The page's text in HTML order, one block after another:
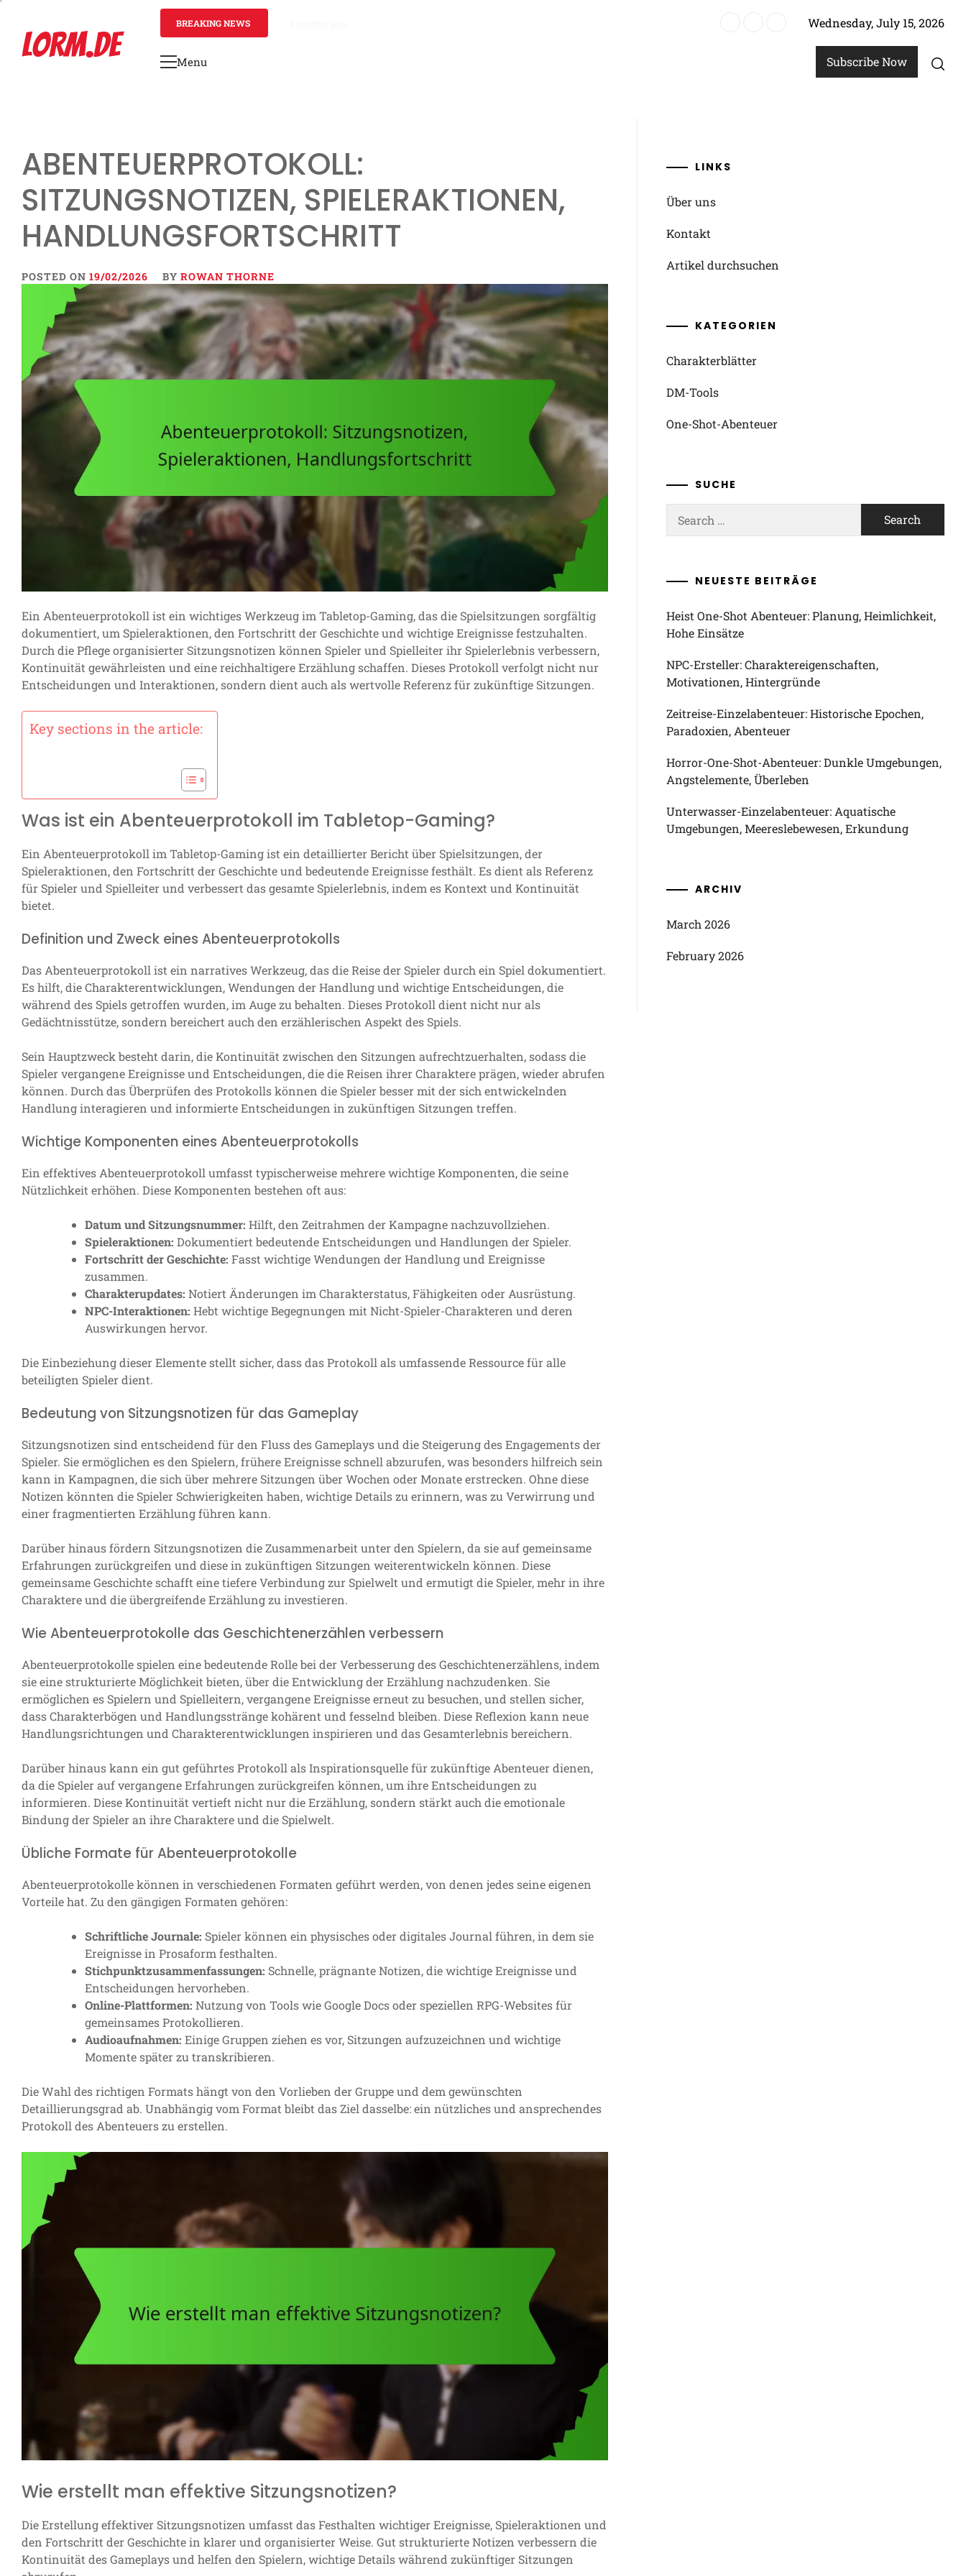
contentLORM.DE
BREAKING NEWS Wednesday, July 15, 2026
Primary
Menu Subscribe Now
ABENTEUERPROTOKOLL:
SITZUNGSNOTIZEN, SPIELERAKTIONEN,
HANDLUNGSFORTSCHRITT
POSTED ON 19/02/2026 BY ROWAN THORNE
Ein Abenteuerprotokoll ist ein wichtiges Werkzeug im Tabletop-Gaming, das die Spielsitzungen sorgfältig
dokumentiert, um Spieleraktionen, den Fortschritt der Geschichte und wichtige Ereignisse festzuhalten.
Durch die Pflege organisierter Sitzungsnotizen können Spieler und Spielleiter ihr Spielerlebnis verbessern,
Kontinuität gewährleisten und eine reichhaltigere Erzählung schaffen. Dieses Protokoll verfolgt nicht nur
Entscheidungen und Interaktionen, sondern dient auch als wertvolle Referenz für zukünftige Sitzungen.
Key sections in the article:
Was ist ein Abenteuerprotokoll im Tabletop-Gaming?
Ein Abenteuerprotokoll im Tabletop-Gaming ist ein detaillierter Bericht über Spielsitzungen, der
Spieleraktionen, den Fortschritt der Geschichte und bedeutende Ereignisse festhält. Es dient als Referenz
für Spieler und Spielleiter und verbessert das gesamte Spielerlebnis, indem es Kontext und Kontinuität
bietet.
Definition und Zweck eines Abenteuerprotokolls
Das Abenteuerprotokoll ist ein narratives Werkzeug, das die Reise der Spieler durch ein Spiel dokumentiert.
Es hilft, die Charakterentwicklungen, Wendungen der Handlung und wichtige Entscheidungen, die
während des Spiels getroffen wurden, im Auge zu behalten. Dieses Protokoll dient nicht nur als
Gedächtnisstütze, sondern bereichert auch den erzählerischen Aspekt des Spiels.
Sein Hauptzweck besteht darin, die Kontinuität zwischen den Sitzungen aufrechtzuerhalten, sodass die
Spieler vergangene Ereignisse und Entscheidungen, die die Reisen ihrer Charaktere prägen, wieder abrufen
können. Durch das Überprüfen des Protokolls können die Spieler besser mit der sich entwickelnden
Handlung interagieren und informierte Entscheidungen in zukünftigen Sitzungen treffen.
Wichtige Komponenten eines Abenteuerprotokolls
Ein effektives Abenteuerprotokoll umfasst typischerweise mehrere wichtige Komponenten, die seine
Nützlichkeit erhöhen. Diese Komponenten bestehen oft aus:
Datum und Sitzungsnummer: Hilft, den Zeitrahmen der Kampagne nachzuvollziehen.
Spieleraktionen: Dokumentiert bedeutende Entscheidungen und Handlungen der Spieler.
Fortschritt der Geschichte: Fasst wichtige Wendungen der Handlung und Ereignisse
zusammen.
Charakterupdates: Notiert Änderungen im Charakterstatus, Fähigkeiten oder Ausrüstung.
NPC-Interaktionen: Hebt wichtige Begegnungen mit Nicht-Spieler-Charakteren und deren
Auswirkungen hervor.
Die Einbeziehung dieser Elemente stellt sicher, dass das Protokoll als umfassende Ressource für alle
beteiligten Spieler dient.
Bedeutung von Sitzungsnotizen für das Gameplay
Sitzungsnotizen sind entscheidend für den Fluss des Gameplays und die Steigerung des Engagements der
Spieler. Sie ermöglichen es den Spielern, frühere Ereignisse schnell abzurufen, was besonders hilfreich sein
kann in Kampagnen, die sich über mehrere Sitzungen über Wochen oder Monate erstrecken. Ohne diese
Notizen könnten die Spieler Schwierigkeiten haben, wichtige Details zu erinnern, was zu Verwirrung und
einer fragmentierten Erzählung führen kann.
Darüber hinaus fördern Sitzungsnotizen die Zusammenarbeit unter den Spielern, da sie auf gemeinsame
Erfahrungen zurückgreifen und diese in zukünftigen Sitzungen weiterentwickeln können. Diese
gemeinsame Geschichte schafft eine tiefere Verbindung zur Spielwelt und ermutigt die Spieler, mehr in ihre
Charaktere und die übergreifende Erzählung zu investieren.
Wie Abenteuerprotokolle das Geschichtenerzählen verbessern
Abenteuerprotokolle spielen eine bedeutende Rolle bei der Verbesserung des Geschichtenerzählens, indem
sie eine strukturierte Möglichkeit bieten, über die Entwicklung der Erzählung nachzudenken. Sie
ermöglichen es Spielern und Spielleitern, vergangene Ereignisse erneut zu besuchen, und stellen sicher,
dass Charakterbögen und Handlungsstränge kohärent und fesselnd bleiben. Diese Reflexion kann neue
Handlungsrichtungen und Charakterentwicklungen inspirieren und das Gesamterlebnis bereichern.
Darüber hinaus kann ein gut geführtes Protokoll als Inspirationsquelle für zukünftige Abenteuer dienen,
da die Spieler auf vergangene Erfahrungen zurückgreifen können, um ihre Entscheidungen zu
informieren. Diese Kontinuität vertieft nicht nur die Erzählung, sondern stärkt auch die emotionale
Bindung der Spieler an ihre Charaktere und die Spielwelt.
Übliche Formate für Abenteuerprotokolle
Abenteuerprotokolle können in verschiedenen Formaten geführt werden, von denen jedes seine eigenen
Vorteile hat. Zu den gängigen Formaten gehören:
Schriftliche Journale: Spieler können ein physisches oder digitales Journal führen, in dem sie
Ereignisse in Prosaform festhalten.
Stichpunktzusammenfassungen: Schnelle, prägnante Notizen, die wichtige Ereignisse und
Entscheidungen hervorheben.
Online-Plattformen: Nutzung von Tools wie Google Docs oder speziellen RPG-Websites für
gemeinsames Protokollieren.
Audioaufnahmen: Einige Gruppen ziehen es vor, Sitzungen aufzuzeichnen und wichtige
Momente später zu transkribieren.
Die Wahl des richtigen Formats hängt von den Vorlieben der Gruppe und dem gewünschten
Detaillierungsgrad ab. Unabhängig vom Format bleibt das Ziel dasselbe: ein nützliches und ansprechendes
Protokoll des Abenteuers zu erstellen.
Wie erstellt man effektive Sitzungsnotizen?
Die Erstellung effektiver Sitzungsnotizen umfasst das Festhalten wichtiger Ereignisse, Spieleraktionen und
den Fortschritt der Geschichte in klarer und organisierter Weise. Gut strukturierte Notizen verbessern die
Kontinuität des Gameplays und helfen den Spielern, wichtige Details während zukünftiger Sitzungen
LINKS
Über uns
Kontakt
Artikel durchsuchen
KATEGORIEN
Charakterblätter
DM-Tools
One-Shot-Abenteuer
SUCHE
for:
NEUESTE BEITRÄGE
Heist One-Shot Abenteuer: Planung, Heimlichkeit,
Hohe Einsätze
NPC-Ersteller: Charaktereigenschaften,
Motivationen, Hintergründe
Zeitreise-Einzelabenteuer: Historische Epochen,
Paradoxien, Abenteuer
Horror-One-Shot-Abenteuer: Dunkle Umgebungen,
Angstelemente, Überleben
Unterwasser-Einzelabenteuer: Aquatische
Umgebungen, Meereslebewesen, Erkundung
ARCHIV
March 2026
February 2026